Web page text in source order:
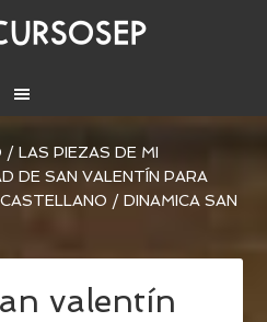
/ LAS PIEZAS DE MI
DE SAN VALENTÍN PARA
/ DINAMICA SAN
valentín